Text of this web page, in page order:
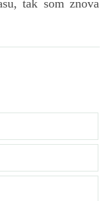
tak som znova